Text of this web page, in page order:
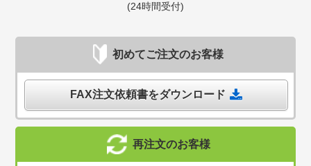
(24時間受付)
初めてご注文のお客様
FAX注文依頼書をダウンロード
再注文のお客様